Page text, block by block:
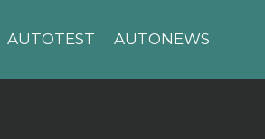
AUTOTEST AUTONEWS